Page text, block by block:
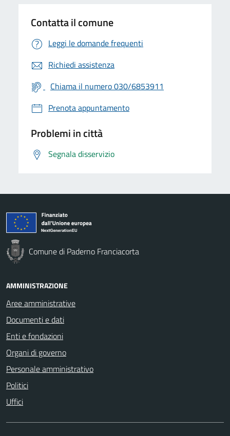
Contatta il comune
Leggi le domande frequenti
Richiedi assistenza
Chiama il numero 030/6853911
Prenota appuntamento
Problemi in città
Segnala disservizio
Comune di Paderno Franciacorta
AMMINISTRAZIONE
Aree amministrative
Documenti e dati
Enti e fondazioni
Organi di governo
Personale amministrativo
Politici
Uffici